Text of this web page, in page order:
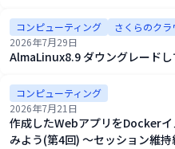
コンピューティング
さくらのクラ
2026年7月29日
AlmaLinux8.9 ダウングレードし
コンピューティング
2026年7月21日
作成したWebアプリをDocker
みよう(第4回) ～セッション維持